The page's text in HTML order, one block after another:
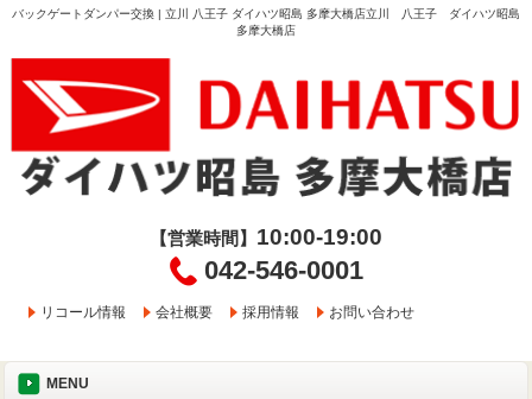
バックゲートダンパー交換 | 立川 八王子 ダイハツ昭島 多摩大橋店立川 八王子 ダイハツ昭島
多摩大橋店
【営業時間】 10:00-19:00
042-546-0001
リコール情報 会社概要 採用情報 お問い合わせ
MENU